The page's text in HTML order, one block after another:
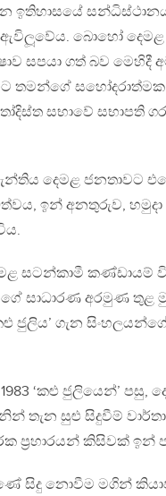
ඉතිහාසයේ
බොහෝ දෙමළ
සපයා ගත් බව මෙහිදී
තමන්ගේ
සභාවේ සභාපති
දෙමළ ජනතාවට
ඉන් අනතුරුව,
සටන්කාමී කණ්ඩායම්
සාධාරණ අරමුණ තුළ
ජුලිය’ ගැන
‘කළු ජුලියෙන්’ පසු,
තැන සුළු සිදුවීම්
ප‍්‍රහාරයන් කිසිවක්
සිදු නොවීම මගින්